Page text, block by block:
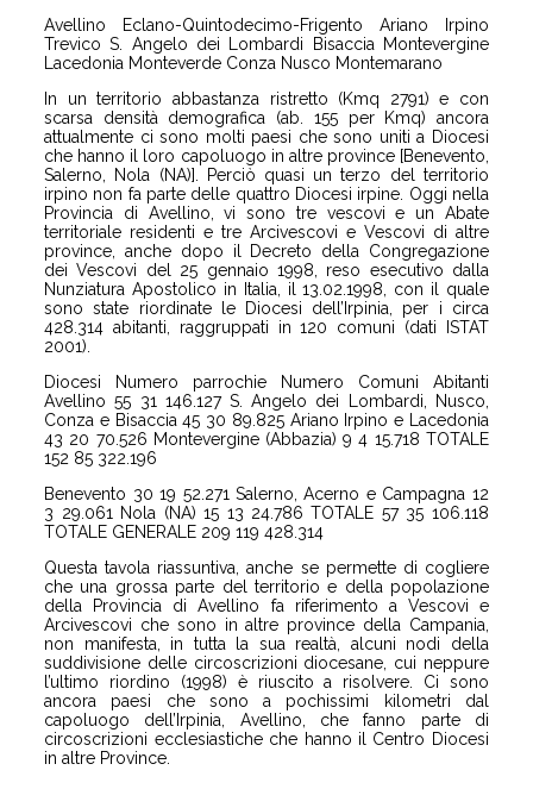
Avellino Eclano-Quintodecimo-Frigento Ariano Irpino
Trevico S. Angelo dei Lombardi Bisaccia Montevergine
Lacedonia Monteverde Conza Nusco Montemarano
In un territorio abbastanza ristretto (Kmq 2791) e con
scarsa densità demografica (ab. 155 per Kmq) ancora
attualmente ci sono molti paesi che sono uniti a Diocesi
che hanno il loro capoluogo in altre province [Benevento,
Salerno, Nola (NA)]. Perciò quasi un terzo del territorio
irpino non fa parte delle quattro Diocesi irpine. Oggi nella
Provincia di Avellino, vi sono tre vescovi e un Abate
territoriale residenti e tre Arcivescovi e Vescovi di altre
province, anche dopo il Decreto della Congregazione
dei Vescovi del 25 gennaio 1998, reso esecutivo dalla
Nunziatura Apostolico in Italia, il 13.02.1998, con il quale
sono state riordinate le Diocesi dell’Irpinia, per i circa
428.314 abitanti, raggruppati in 120 comuni (dati ISTAT
2001).
Diocesi Numero parrochie Numero Comuni Abitanti
Avellino 55 31 146.127 S. Angelo dei Lombardi, Nusco,
Conza e Bisaccia 45 30 89.825 Ariano Irpino e Lacedonia
43 20 70.526 Montevergine (Abbazia) 9 4 15.718 TOTALE
152 85 322.196
Benevento 30 19 52.271 Salerno, Acerno e Campagna 12
3 29.061 Nola (NA) 15 13 24.786 TOTALE 57 35 106.118
TOTALE GENERALE 209 119 428.314
Questa tavola riassuntiva, anche se permette di cogliere
che una grossa parte del territorio e della popolazione
della Provincia di Avellino fa riferimento a Vescovi e
Arcivescovi che sono in altre province della Campania,
non manifesta, in tutta la sua realtà, alcuni nodi della
suddivisione delle circoscrizioni diocesane, cui neppure
l’ultimo riordino (1998) è riuscito a risolvere. Ci sono
ancora paesi che sono a pochissimi kilometri dal
capoluogo dell’Irpinia, Avellino, che fanno parte di
circoscrizioni ecclesiastiche che hanno il Centro Diocesi
in altre Province.